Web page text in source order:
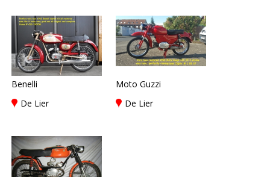
Benelli
De Lier
Moto Guzzi
De Lier